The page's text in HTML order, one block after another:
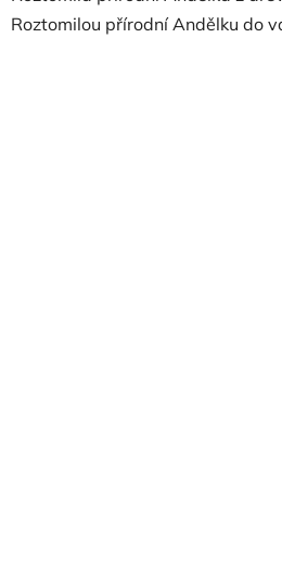
Roztomilou přírodní Andělku do